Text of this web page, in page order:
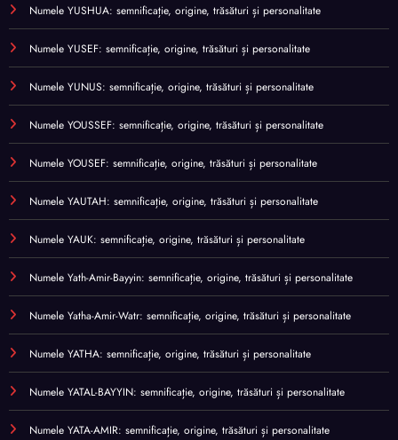
Numele YUSHUA: semnificație, origine, trăsături și personalitate
Numele YUSEF: semnificație, origine, trăsături și personalitate
Numele YUNUS: semnificație, origine, trăsături și personalitate
Numele YOUSSEF: semnificație, origine, trăsături și personalitate
Numele YOUSEF: semnificație, origine, trăsături și personalitate
Numele YAUTAH: semnificație, origine, trăsături și personalitate
Numele YAUK: semnificație, origine, trăsături și personalitate
Numele Yath-Amir-Bayyin: semnificație, origine, trăsături și personalitate
Numele Yatha-Amir-Watr: semnificație, origine, trăsături și personalitate
Numele YATHA: semnificație, origine, trăsături și personalitate
Numele YATAL-BAYYIN: semnificație, origine, trăsături și personalitate
Numele YATA-AMIR: semnificație, origine, trăsături și personalitate